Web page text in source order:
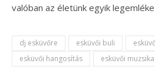
valóban az életünk egyik
dj esküvőre esküvői buli
esküvői hangosítás
esküvői muzsika